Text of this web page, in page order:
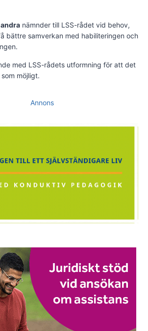
nämnder till LSS-rådet vid behov,
bättre samverkan med habiliteringen och
med LSS-rådets utformning för att det
möjligt.